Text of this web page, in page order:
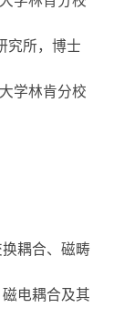
究所，博士
学林肯分校
耦合、磁畴
电耦合及其